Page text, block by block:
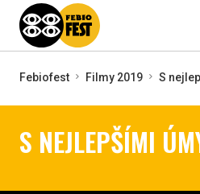
Febiofest Filmy 2019 S
S NEJLEPŠÍMI